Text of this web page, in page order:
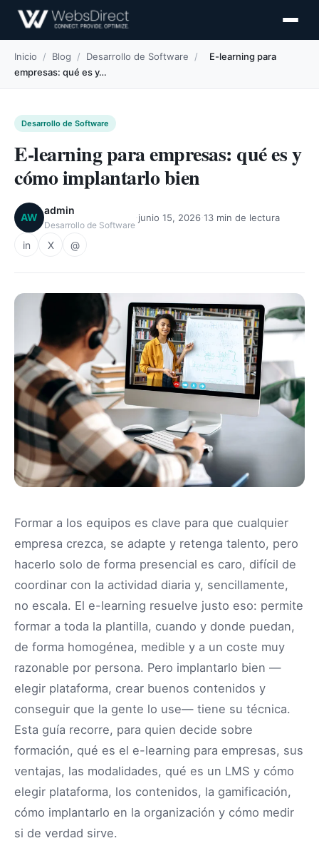
Inicio / Blog / Desarrollo de Software /
E-learning para
empresas: qué es y…
Desarrollo de Software
E-learning para empresas: qué es y
cómo implantarlo bien
AW
admin
Desarrollo de Software
junio 15, 2026 13 min de lectura
in X @
Formar a los equipos es clave para que cualquier
empresa crezca, se adapte y retenga talento, pero
hacerlo solo de forma presencial es caro, difícil de
coordinar con la actividad diaria y, sencillamente,
no escala. El e-learning resuelve justo eso: permite
formar a toda la plantilla, cuando y donde puedan,
de forma homogénea, medible y a un coste muy
razonable por persona. Pero implantarlo bien —
elegir plataforma, crear buenos contenidos y
conseguir que la gente lo use— tiene su técnica.
Esta guía recorre, para quien decide sobre
formación, qué es el e-learning para empresas, sus
ventajas, las modalidades, qué es un LMS y cómo
elegir plataforma, los contenidos, la gamificación,
cómo implantarlo en la organización y cómo medir
si de verdad sirve.